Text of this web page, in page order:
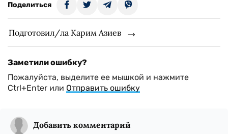
Поделиться
Подготовил/ла Карим Азиев
Заметили ошибку?
Пожалуйста, выделите ее мышкой и нажмите
Ctrl+Enter или Отправить ошибку
Добавить комментарий